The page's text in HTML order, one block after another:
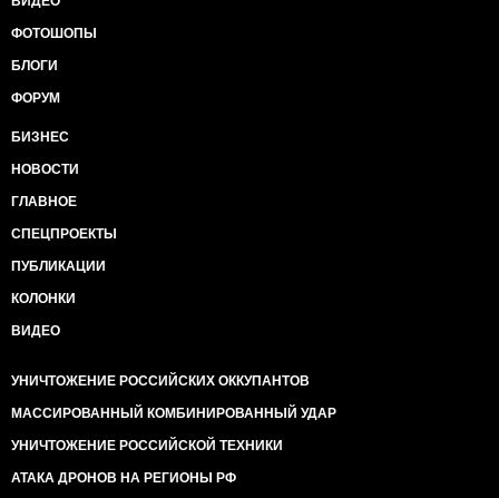
ФОТОШОПЫ
БЛОГИ
ФОРУМ
БИЗНЕС
НОВОСТИ
ГЛАВНОЕ
СПЕЦПРОЕКТЫ
ПУБЛИКАЦИИ
КОЛОНКИ
ВИДЕО
УНИЧТОЖЕНИЕ РОССИЙСКИХ ОККУПАНТОВ
МАССИРОВАННЫЙ КОМБИНИРОВАННЫЙ УДАР
УНИЧТОЖЕНИЕ РОССИЙСКОЙ ТЕХНИКИ
АТАКА ДРОНОВ НА РЕГИОНЫ РФ